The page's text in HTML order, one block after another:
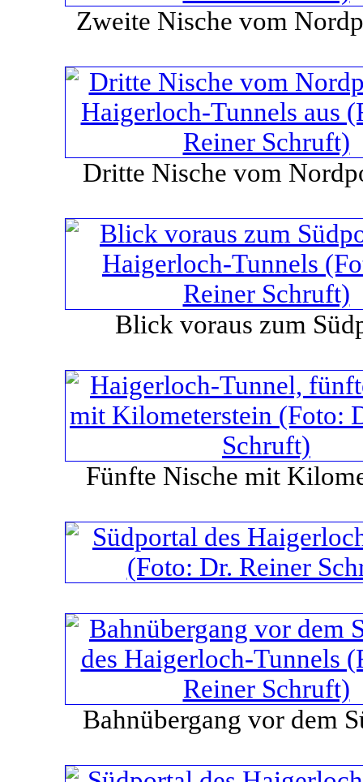
Zweite Nische vom
Dritte Nische vom
Blick voraus zum
Fünfte Nische mit
Bahnübergang vor dem